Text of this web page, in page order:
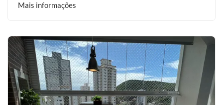
Mais informações